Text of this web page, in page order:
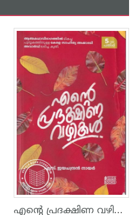
എന്റെ പ്രദക്ഷിണ വഴികള്‍‌